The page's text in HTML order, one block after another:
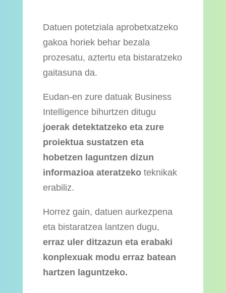
Datuen potetziala aprobetxatzeko
gakoa horiek behar bezala
prozesatu, aztertu eta bistaratzeko
gaitasuna da.
Eudan-en zure datuak Business
Intelligence bihurtzen ditugu
joerak detektatzeko eta zure
proiektua sustatzen eta
hobetzen laguntzen dizun
informazioa ateratzekoteknikak
erabiliz.
Horrez gain, datuen aurkezpena
eta bistaratzea lantzen dugu,
erraz uler ditzazun eta erabaki
konplexuak modu erraz batean
hartzen laguntzeko.